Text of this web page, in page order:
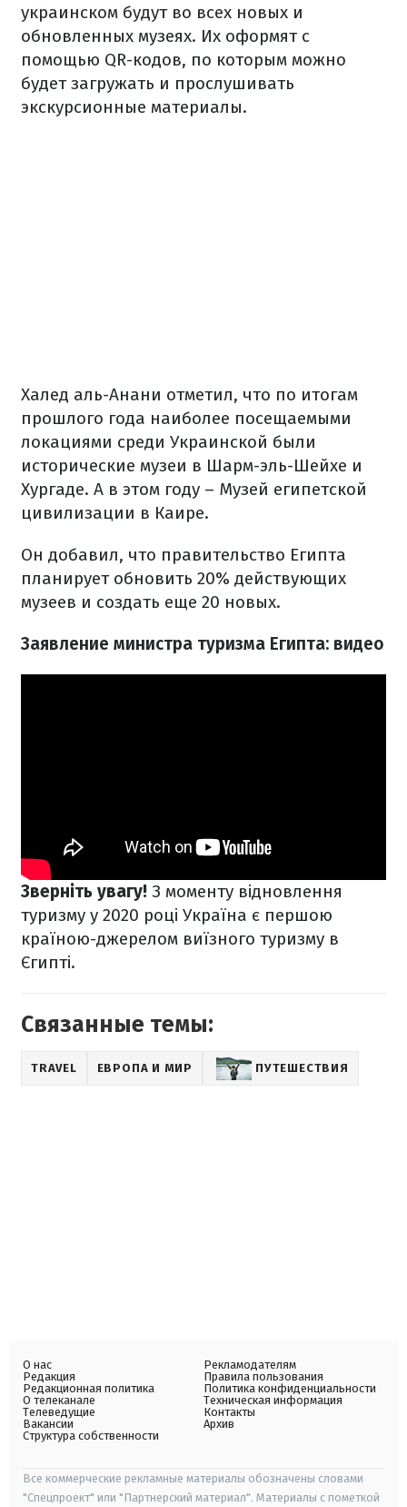
украинском будут во всех новых и
обновленных музеях. Их оформят с
помощью QR-кодов, по которым можно
будет загружать и прослушивать
экскурсионные материалы.
Халед аль-Анани отметил, что по итогам
прошлого года наиболее посещаемыми
локациями среди Украинской были
исторические музеи в Шарм-эль-Шейхе и
Хургаде. А в этом году – Музей египетской
цивилизации в Каире.
Он добавил, что правительство Египта
планирует обновить 20% действующих
музеев и создать еще 20 новых.
Заявление министра туризма Египта: видео
Зверніть увагу! З моменту відновлення
туризму у 2020 році Україна є першою
країною-джерелом виїзного туризму в
Єгипті.
Связанные темы:
TRAVEL ЕВРОПА И МИР ПУТЕШЕСТВИЯ
О нас
Редакция
Редакционная политика
О телеканале
Телеведущие
Вакансии
Структура собственности
Рекламодателям
Правила пользования
Политика конфиденциальности
Техническая информация
Контакты
Архив
Все коммерческие рекламные материалы обозначены словами
"Спецпроект" или "Партнерский материал". Материалы с пометкой